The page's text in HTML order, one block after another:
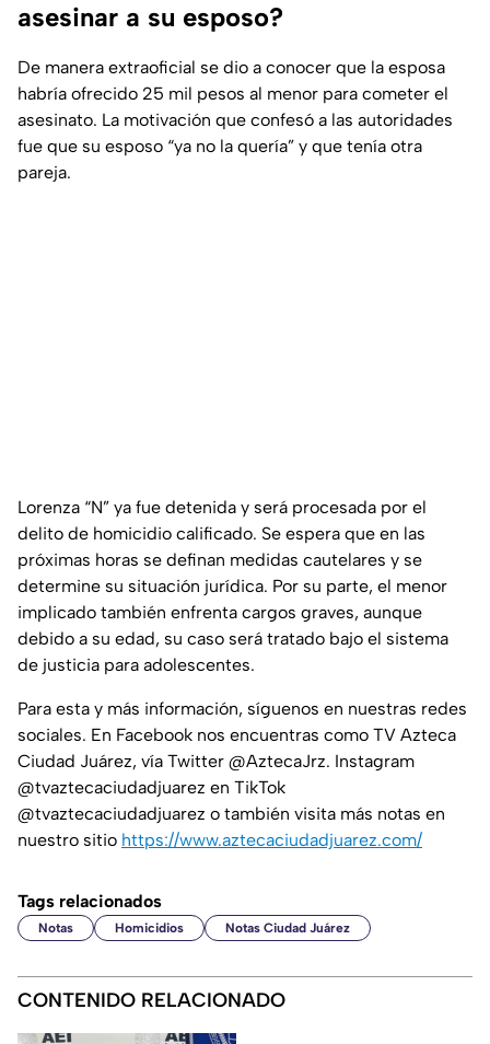
asesinar a su esposo?
De manera extraoficial se dio a conocer que la esposa
habría ofrecido 25 mil pesos al menor para cometer el
asesinato. La motivación que confesó a las autoridades
fue que su esposo “ya no la quería” y que tenía otra
pareja.
Lorenza “N” ya fue detenida y será procesada por el
delito de homicidio calificado. Se espera que en las
próximas horas se definan medidas cautelares y se
determine su situación jurídica. Por su parte, el menor
implicado también enfrenta cargos graves, aunque
debido a su edad, su caso será tratado bajo el sistema
de justicia para adolescentes.
Para esta y más información, síguenos en nuestras redes
sociales. En Facebook nos encuentras como TV Azteca
Ciudad Juárez, vía Twitter @AztecaJrz. Instagram
@tvaztecaciudadjuarez en TikTok
@tvaztecaciudadjuarez o también visita más notas en
nuestro sitio https://www.aztecaciudadjuarez.com/
Tags relacionados
Notas Homicidios Notas Ciudad Juárez
CONTENIDO RELACIONADO